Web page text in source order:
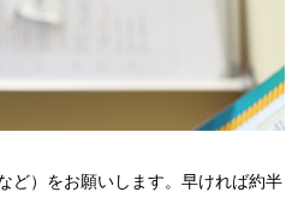
ど）をお願いします。早ければ約半